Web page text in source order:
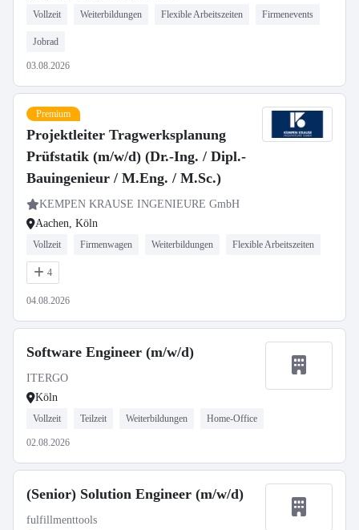
Vollzeit Weiterbildungen Flexible Arbeitszeiten Firmenevents
Jobrad
03.08.2026
Premium
Projektleiter Tragwerksplanung
Prüfstatik (m/w/d) (Dr.-Ing. / Dipl.-
Bauingenieur / M.Eng. / M.Sc.)
KEMPEN KRAUSE INGENIEURE GmbH
Aachen, Köln
Vollzeit Firmenwagen Weiterbildungen Flexible Arbeitszeiten
4
04.08.2026
Software Engineer (m/w/d)
ITERGO
Köln
Vollzeit Teilzeit Weiterbildungen Home-Office
02.08.2026
(Senior) Solution Engineer (m/w/d)
fulfillmenttools